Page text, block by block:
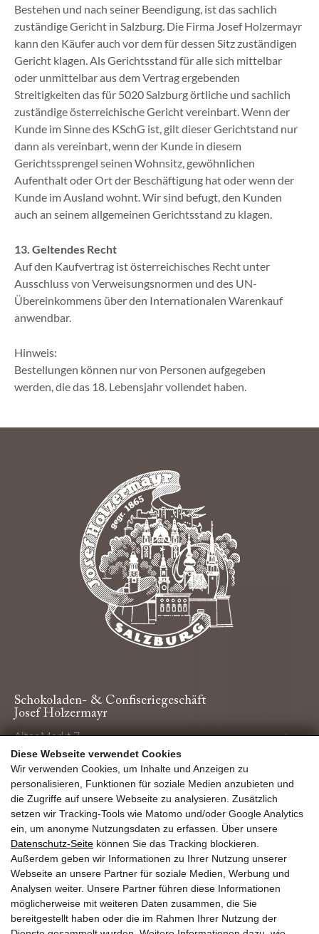
Diese Webseite verwendet Cookies
Wir verwenden Cookies, um Inhalte und Anzeigen zu
personalisieren, Funktionen für soziale Medien anzubieten und
die Zugriffe auf unsere Webseite zu analysieren. Zusätzlich
setzen wir Tracking-Tools wie Matomo und/oder Google Analytics
ein, um anonyme Nutzungsdaten zu erfassen. Über unsere
Datenschutz-Seite können Sie das Tracking blockieren.
Außerdem geben wir Informationen zu Ihrer Nutzung unserer
Webseite an unsere Partner für soziale Medien, Werbung und
Analysen weiter. Unsere Partner führen diese Informationen
möglicherweise mit weiteren Daten zusammen, die Sie
bereitgestellt haben oder die im Rahmen Ihrer Nutzung der
Bestehen und nach seiner Beendigung, ist das sachlich
zuständige Gericht in Salzburg. Die Firma Josef Holzermayr
kann den Käufer auch vor dem für dessen Sitz zuständigen
Gericht klagen. Als Gerichtsstand für alle sich mittelbar
oder unmittelbar aus dem Vertrag ergebenden
Streitigkeiten das für 5020 Salzburg örtliche und sachlich
zuständige österreichische Gericht vereinbart. Wenn der
Kunde im Sinne des KSchG ist, gilt dieser Gerichtstand nur
dann als vereinbart, wenn der Kunde in diesem
Gerichtssprengel seinen Wohnsitz, gewöhnlichen
Aufenthalt oder Ort der Beschäftigung hat oder wenn der
Kunde im Ausland wohnt. Wir sind befugt, den Kunden
auch an seinem allgemeinen Gerichtsstand zu klagen.
13. Geltendes Recht
Auf den Kaufvertrag ist österreichisches Recht unter
Ausschluss von Verweisungsnormen und des UN-
Übereinkommens über den Internationalen Warenkauf
anwendbar.
Hinweis:
Bestellungen können nur von Personen aufgegeben
werden, die das 18. Lebensjahr vollendet haben.
Schokoladen- & Confiseriegeschäft
Josef Holzermayr
Alter Markt 7
5020 Salzburg
+43 (0)662 842365
office@holzermayr.at
Liefer- und Versandkosten
Allgemeine Geschäftsbedingungen
Widerrufsbelehrung – temperatursensible Schokolade
Barrierefreiheit
Impresssum & Datenschutz